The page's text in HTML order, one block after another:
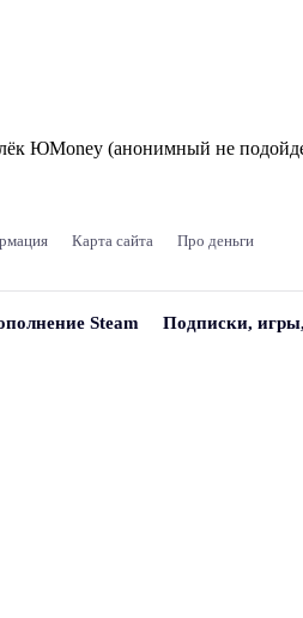
ЮMoney (анонимный не
Карта сайта Про деньги
Steam Подписки,